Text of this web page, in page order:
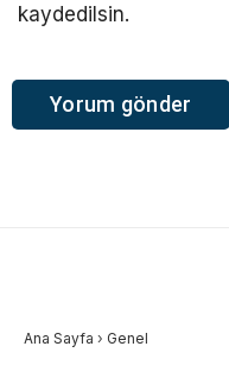
kaydedilsin.
Ana Sayfa › Genel